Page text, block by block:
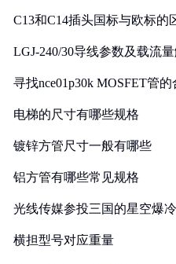
C13和C14插头国标与欧标的
LGJ-240/30导线参数及载流
寻找nce01p30k MOSFET管
电梯的尺寸有哪些规格
镀锌方管尺寸一般有哪些
铝方管有哪些常见规格
光线传媒参投三国的星空爆冷
横担型号对应重量